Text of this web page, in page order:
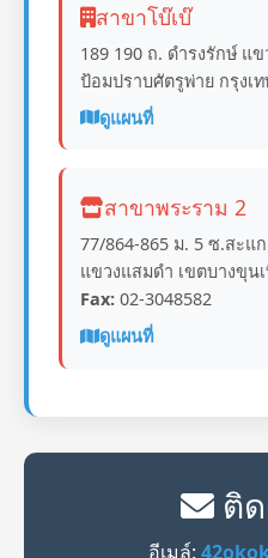
สาขาโบ๊เบ๊
189 190 ถ. ดำรงรักษ์ แ
ป้อมปราบศัตรูพ่าย กรุงเ
ดูแผนที่
สาขาพระราม 2
77/864-865 ม. 5 ซ.สะแก
แขวงแสมดำ เขตบางขุน
Fax: 02-3048582
ดูแผนที่
ติด
อีเมล์: